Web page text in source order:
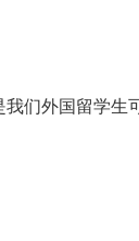
们外国留学生